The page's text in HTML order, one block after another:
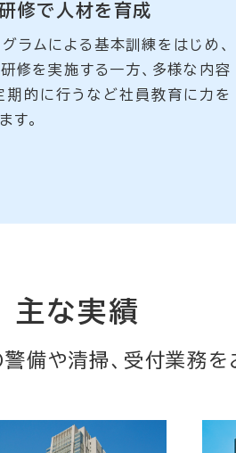
修で人材を育成
ラムによる基本訓練をはじめ、
修を実施する一方、多様な内容
的に行うなど社員教育に力を
す。
主な実績
備や清掃、受付業務を